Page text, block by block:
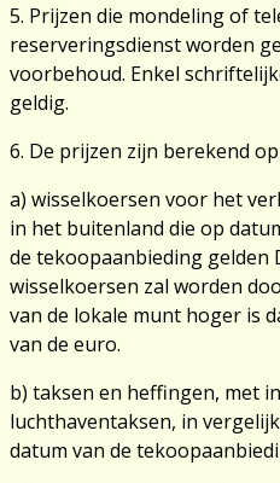
5. Prijzen die mondeling of
reserveringsdienst worden
voorbehoud. Enkel
geldig.
6. De prijzen zijn berekend
a) wisselkoersen voor het
in het buitenland die op
de tekoopaanbieding gelden
wisselkoersen zal worden
van de lokale munt hoger is
van de euro.
b) taksen en heffingen, met
luchthaventaksen, in
datum van de